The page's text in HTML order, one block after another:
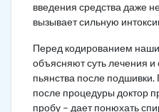
введения средства даже
вызывает сильную
Перед кодированием
объясняют суть лечения
пьянства после
после процедуры доктор
пробу – дает понюхать